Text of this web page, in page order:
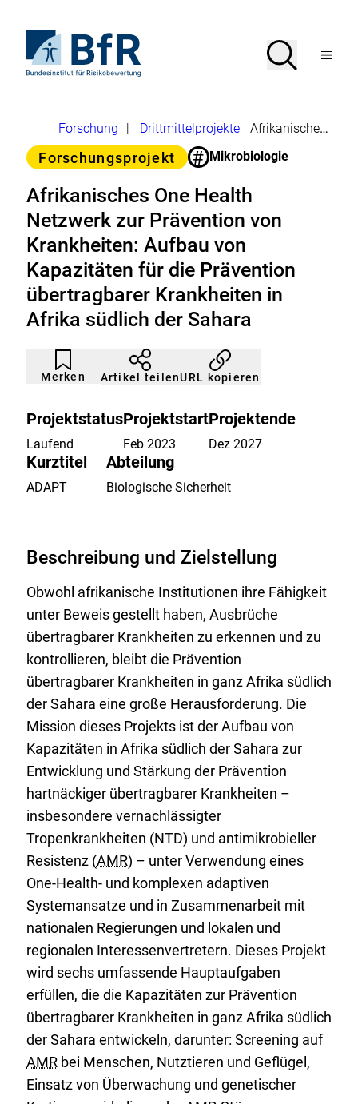
Seiteninhalt
springenStartseite
von
Risikobewertung
Suche
SucheMenü
Brotkrumennavigation
Forschung Drittmittelprojekte
Afrikanisches One Health Netzwerk zur Prävention von Krankheiten: Aufbau von Kapazitäten für die Prävention übertragbarer Krankheiten in Afrika südlich der Sahara
Kategorie
Forschungsprojekt # Mikrobiologie
Afrikanisches One Health
Netzwerk zur Prävention von
Krankheiten: Aufbau von
Kapazitäten für die Prävention
übertragbarer Krankheiten in
Afrika südlich der Sahara
Merken
Artikel
nicht
gemerkt
Durch
Klicken
der
Artikel teilenURL kopieren
Projektstatus
Laufend
Projektstart
Feb 2023
Projektende
Dez 2027
Kurztitel
ADAPT
Abteilung
Biologische Sicherheit
Beschreibung und Zielstellung
Obwohl afrikanische Institutionen ihre Fähigkeit
unter Beweis gestellt haben, Ausbrüche
übertragbarer Krankheiten zu erkennen und zu
kontrollieren, bleibt die Prävention
übertragbarer Krankheiten in ganz Afrika südlich
der Sahara eine große Herausforderung. Die
Mission dieses Projekts ist der Aufbau von
Kapazitäten in Afrika südlich der Sahara zur
Entwicklung und Stärkung der Prävention
hartnäckiger übertragbarer Krankheiten –
insbesondere vernachlässigter
Tropenkrankheiten (NTD) und antimikrobieller
Resistenz (AMR) – unter Verwendung eines
One-Health- und komplexen adaptiven
Systemansatze und in Zusammenarbeit mit
nationalen Regierungen und lokalen und
regionalen Interessenvertretern. Dieses Projekt
wird sechs umfassende Hauptaufgaben
erfüllen, die die Kapazitäten zur Prävention
übertragbarer Krankheiten in ganz Afrika südlich
der Sahara entwickeln, darunter: Screening auf
AMRbei Menschen, Nutztieren und Geflügel,
Einsatz von Überwachung und genetischer